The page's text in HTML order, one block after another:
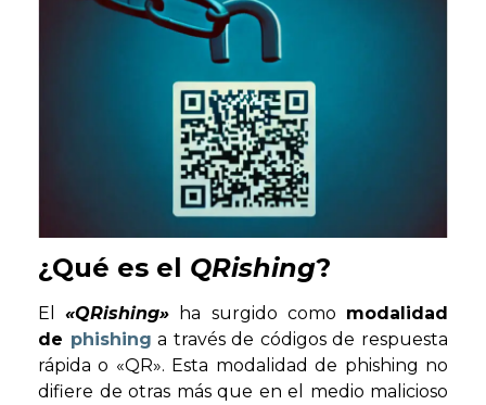
¿Qué es el QRishing?
El«QRishing» ha surgido como modalidad
de phishing a través de códigos de respuesta
rápida o «QR». Esta modalidad de phishing no
difiere de otras más que en el medio malicioso